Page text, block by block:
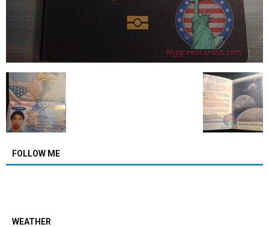
FOLLOW ME
WEATHER